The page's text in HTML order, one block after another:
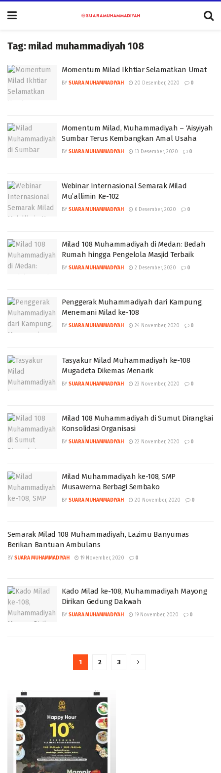
Tag: milad muhammadiyah 108
Momentum Milad Ikhtiar Selamatkan Umat
BY SUARA MUHAMMADIYAH 20 Desember, 2020 0
Momentum Milad, Muhammadiyah – ‘Aisyiyah
Sumbar Terus Kembangkan Amal Usaha
BY SUARA MUHAMMADIYAH 13 Desember, 2020 0
Webinar Internasional Semarak Milad
Mu’allimin Ke-102
BY SUARA MUHAMMADIYAH 6 Desember, 2020 0
Milad 108 Muhammadiyah di Medan: Bedah
Rumah hingga Pengelola Masjid Terbaik
BY SUARA MUHAMMADIYAH 2 Desember, 2020 0
Penggerak Muhammadiyah dari Kampung,
Menemani Milad ke-108
BY SUARA MUHAMMADIYAH 24 November, 2020 0
Tasyakur Milad Muhammadiyah ke-108
Mugadeta Dikemas Menarik
BY SUARA MUHAMMADIYAH 23 November, 2020 0
Milad 108 Muhammadiyah di Sumut Dirangkai
Konsolidasi Organisasi
BY SUARA MUHAMMADIYAH 22 November, 2020 0
Milad Muhammadiyah ke-108, SMP
Musawerna Berbagi Sembako
BY SUARA MUHAMMADIYAH 20 November, 2020 0
Semarak Milad 108 Muhammadiyah, Lazimu Banyumas
Berikan Bantuan Ambulans
BY SUARA MUHAMMADIYAH 19 November, 2020 0
Kado Milad ke-108, Muhammadiyah Mayong
Dirikan Gedung Dakwah
BY SUARA MUHAMMADIYAH 19 November, 2020 0
1 2 3